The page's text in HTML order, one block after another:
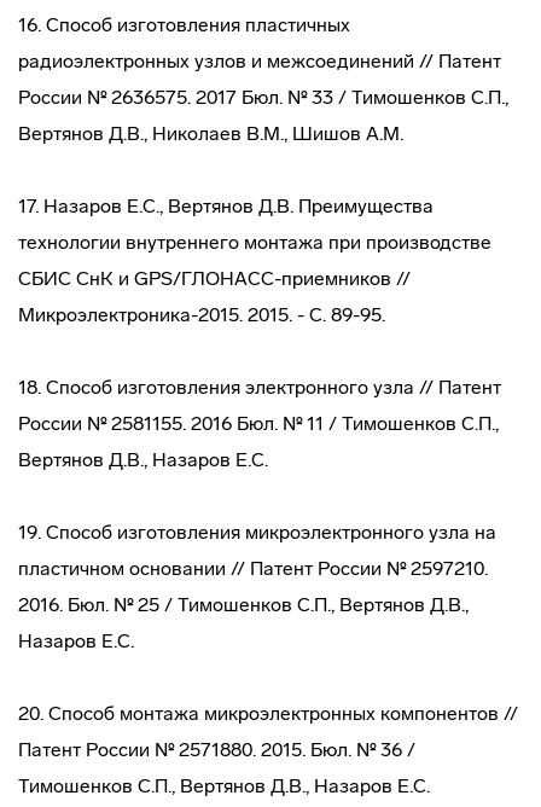
16. Способ изготовления пластичных
радиоэлектронных узлов и межсоединений // Патент
России № 2636575. 2017 Бюл. № 33 / Тимошенков С.П.,
Вертянов Д.В., Николаев В.М., Шишов А.М.
17. Назаров Е.С., Вертянов Д.В. Преимущества
технологии внутреннего монтажа при производстве
СБИС СнК и GPS/ГЛОНАСС-приемников //
Микроэлектроника-2015. 2015. - С. 89-95.
18. Способ изготовления электронного узла // Патент
России № 2581155. 2016 Бюл. № 11 / Тимошенков С.П.,
Вертянов Д.В., Назаров Е.С.
19. Способ изготовления микроэлектронного узла на
пластичном основании // Патент России № 2597210.
2016. Бюл. № 25 / Тимошенков С.П., Вертянов Д.В.,
Назаров Е.С.
20. Способ монтажа микроэлектронных компонентов //
Патент России № 2571880. 2015. Бюл. № 36 /
Тимошенков С.П., Вертянов Д.В., Назаров Е.С.